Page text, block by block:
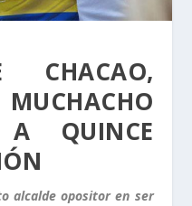
CHACAO,
A QUINCE
alcalde opositor en ser